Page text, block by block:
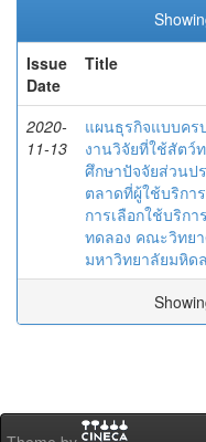
Issue
Date
Title
2020-
11-13
แผนธุรกิจแบบคร
งานวิจัยที่ใช้สัตว์
ศึกษาปัจจัยส่วนป
ตลาดที่ผู้ใช้บริกา
การเลือกใช้บริก
ทดลอง คณะวิทย
มหาวิทยาลัยมหิดล